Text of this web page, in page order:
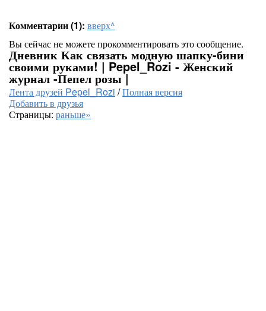
Комментарии (1): вверх^
Вы сейчас не можете прокомментировать это сообщение.
Дневник Как связать модную шапку-бини
своими руками! | Pepel_Rozi - Женский
журнал -Пепел розы |
Лента друзей Pepel_Rozi /Полная версия
Добавить в друзья
Страницы: раньше»